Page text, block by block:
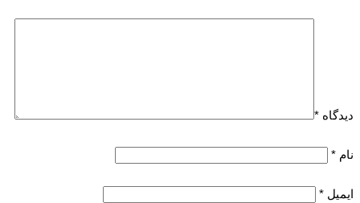
دیدگاه *
نام *
ایمیل *